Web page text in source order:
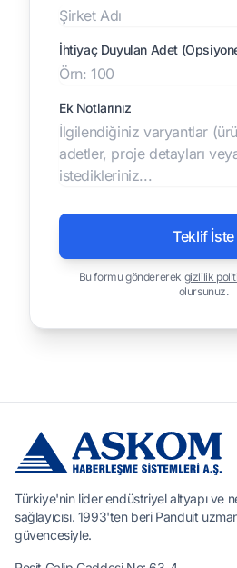
İhtiyaç Duyulan Adet
Ek Notlarınız
Teklif İste
Bu formu göndererek gizlilik
olursunuz.
Türkiye'nin lider endüstriyel altyapı ve
sağlayıcısı. 1993'ten beri Panduit
güvencesiyle.